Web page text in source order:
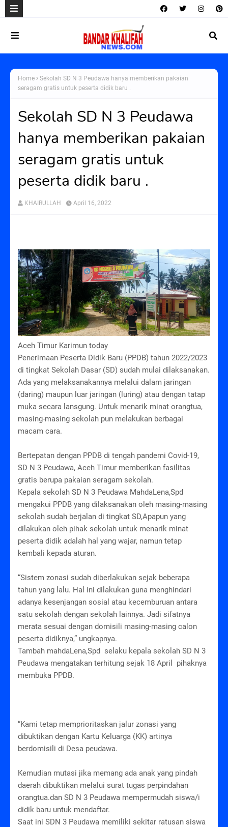
Home
Sekolah SD N 3 Peudawa hanya memberikan pakaian
seragam gratis untuk peserta didik baru .
Sekolah SD N 3 Peudawa
hanya memberikan pakaian
seragam gratis untuk
peserta didik baru .
KHAIRULLAH April 16, 2022
Aceh Timur Karimun today
Penerimaan Peserta Didik Baru (PPDB) tahun 2022/2023
di tingkat Sekolah Dasar (SD) sudah mulai dilaksanakan.
Ada yang melaksanakannya melalui dalam jaringan
(daring) maupun luar jaringan (luring) atau dengan tatap
muka secara lansgung. Untuk menarik minat orangtua,
masing-masing sekolah pun melakukan berbagai
macam cara.
Bertepatan dengan PPDB di tengah pandemi Covid-19,
SD N 3 Peudawa, Aceh Timur memberikan fasilitas
gratis berupa pakaian seragam sekolah.
Kepala sekolah SD N 3 Peudawa MahdaLena,Spd
mengakui PPDB yang dilaksanakan oleh masing-masing
sekolah sudah berjalan di tingkat SD,Apapun yang
dilakukan oleh pihak sekolah untuk menarik minat
peserta didik adalah hal yang wajar, namun tetap
kembali kepada aturan.
“Sistem zonasi sudah diberlakukan sejak beberapa
tahun yang lalu. Hal ini dilakukan guna menghindari
adanya kesenjangan sosial atau kecemburuan antara
satu sekolah dengan sekolah lainnya. Jadi sifatnya
merata sesuai dengan domisili masing-masing calon
peserta didiknya,” ungkapnya.
Tambah mahdaLena,Spd selaku kepala sekolah SD N 3
Peudawa mengatakan terhitung sejak 18 April pihaknya
membuka PPDB.
“Kami tetap memprioritaskan jalur zonasi yang
dibuktikan dengan Kartu Keluarga (KK) artinya
berdomisili di Desa peudawa.
Kemudian mutasi jika memang ada anak yang pindah
daerah dibuktikan melalui surat tugas perpindahan
orangtua.dan SD N 3 Peudawa mempermudah siswa/i
didik baru untuk mendaftar.
Saat ini SDN 3 Peudawa memiliki sekitar ratusan siswa